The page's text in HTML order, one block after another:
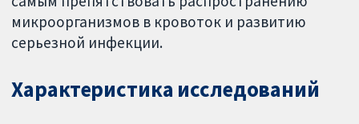
микроорганизмов в кровоток и развитию
серьезной инфекции.
Характеристика исследований